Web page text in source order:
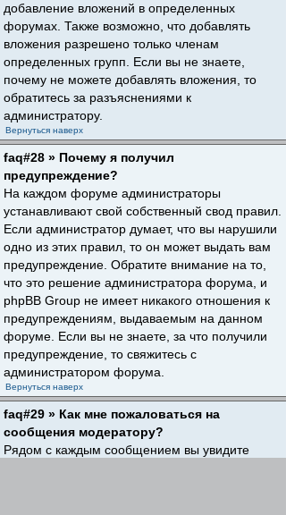
добавление вложений в определенных
форумах. Также возможно, что добавлять
вложения разрешено только членам
определенных групп. Если вы не знаете,
почему не можете добавлять вложения, то
обратитесь за разъяснениями к
администратору.
Вернуться наверх
faq#28 » Почему я получил
предупреждение?
На каждом форуме администраторы
устанавливают свой собственный свод правил.
Если администратор думает, что вы нарушили
одно из этих правил, то он может выдать вам
предупреждение. Обратите внимание на то,
что это решение администратора форума, и
phpBB Group не имеет никакого отношения к
предупреждениям, выдаваемым на данном
форуме. Если вы не знаете, за что получили
предупреждение, то свяжитесь с
администратором форума.
Вернуться наверх
faq#29 » Как мне пожаловаться на
сообщения модератору?
Рядом с каждым сообщением вы увидите